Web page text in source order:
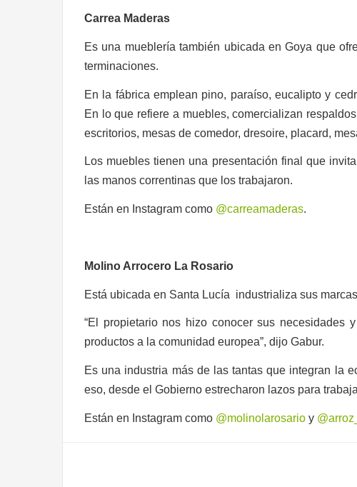
Carrea Maderas
Es una mueblería también ubicada en Goya que
terminaciones.
En la fábrica emplean pino, paraíso, eucalipto y
En lo que refiere a muebles, comercializan
escritorios, mesas de comedor, dresoire, placard,
Los muebles tienen una presentación final que
las manos correntinas que los trabajaron.
Están en Instagram como @carreamaderas.
Molino Arrocero La Rosario
Está ubicada en Santa Lucía industrializa sus
“El propietario nos hizo conocer sus necesidades
productos a la comunidad europea”, dijo Gabur.
Es una industria más de las tantas que integran la
eso, desde el Gobierno estrecharon lazos para
Están en Instagram como @molinolarosario y